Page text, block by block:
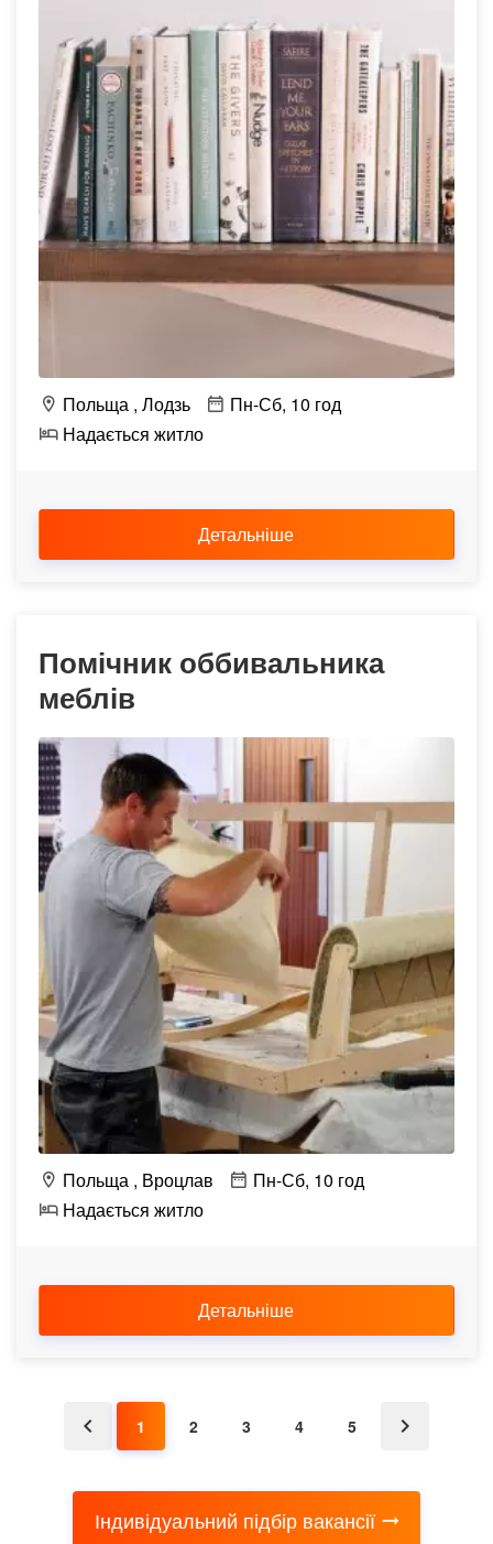
Польща Лодзь
Пн-Сб, 10 год
Надається житло
Детальніше
Помічник оббивальника
меблів
Польща Вроцлав
Пн-Сб, 10 год
Надається житло
Детальніше
1 2 3 4 5
Індивідуальний підбір вакансії